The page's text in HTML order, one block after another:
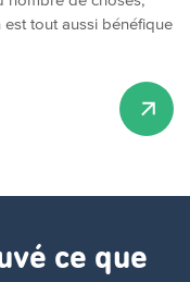
tout aussi bénéfique
ce que